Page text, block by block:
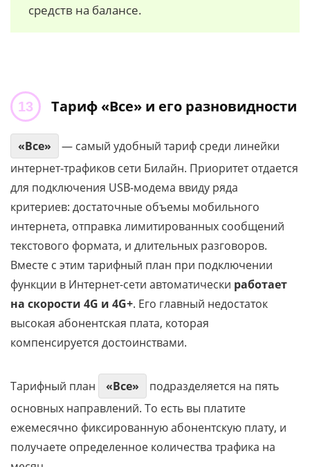
средств на балансе.
Тариф «Все» и его разновидности
«Все»
— самый удобный тариф среди линейки
интернет-трафиков сети Билайн. Приоритет отдается
для подключения USB-модема ввиду ряда
критериев: достаточные объемы мобильного
интернета, отправка лимитированных сообщений
текстового формата, и длительных разговоров.
Вместе с этим тарифный план при подключении
функции в Интернет-сети автоматически работает
на скорости 4G и 4G+. Его главный недостаток
высокая абонентская плата, которая
компенсируется достоинствами.
Тарифный план «Все»
подразделяется на пять
основных направлений. То есть вы платите
ежемесячно фиксированную абонентскую плату, и
получаете определенное количества трафика на